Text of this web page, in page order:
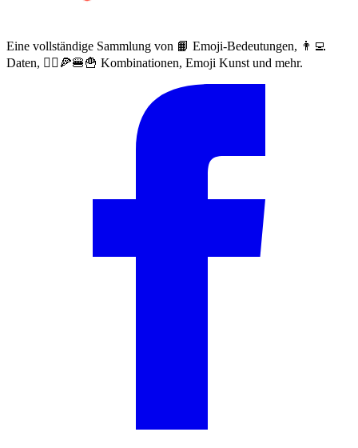
Eine vollständige Sammlung von 📙 Emoji-Bedeutungen, 👨‍💻
Daten, 🙅‍♀️🍕🍔🍟 Kombinationen, Emoji Kunst und mehr.